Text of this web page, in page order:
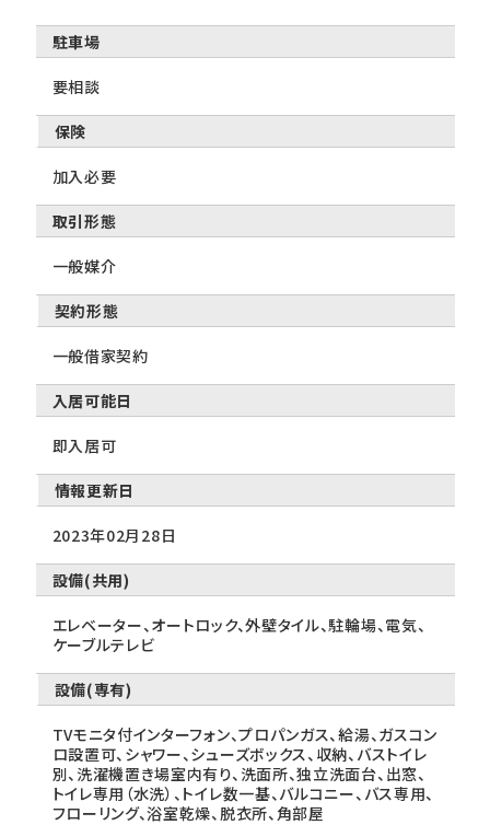
駐車場
要相談
保険
加入必要
取引形態
一般媒介
契約形態
一般借家契約
入居可能日
即入居可
情報更新日
2023年02月28日
設備(共用)
エレベーター、オートロック、外壁タイル、駐輪場、電気、
ケーブルテレビ
設備(専有)
TVモニタ付インターフォン、プロパンガス、給湯、ガスコン
ロ設置可、シャワー、シューズボックス、収納、バストイレ
別、洗濯機置き場室内有り、洗面所、独立洗面台、出窓、
トイレ専用（水洗）、トイレ数一基、バルコニー、バス専用、
フローリング、浴室乾燥、脱衣所、角部屋